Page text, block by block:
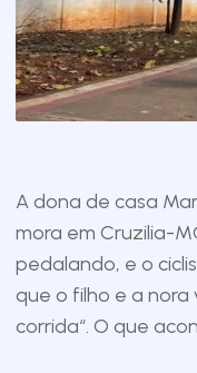
A dona de casa
mora em Cruzilia-
pedalando, e o
que o filho e a nora
corrida“. O que